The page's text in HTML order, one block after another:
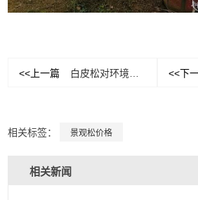
<<上一篇 白皮松对环境方面的要求不高 <<下
相关标签： 景观松价格
相关新闻